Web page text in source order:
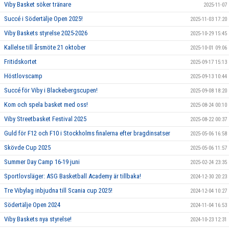
Viby Basket söker tränare 2025-11-07
Succé i Södertälje Open 2025! 2025-11-03 17:20
Viby Baskets styrelse 2025-2026 2025-10-29 15:45
Kallelse till årsmöte 21 oktober 2025-10-01 09:06
Fritidskortet 2025-09-17 15:13
Höstlovscamp 2025-09-13 10:44
Succé för Viby i Blackebergscupen! 2025-09-08 18:20
Kom och spela basket med oss! 2025-08-24 00:10
Viby Streetbasket Festival 2025 2025-08-22 00:37
Guld för F12 och F10 i Stockholms finalerna efter bragdinsatser 2025-05-06 16:58
Skövde Cup 2025 2025-05-06 11:57
Summer Day Camp 16-19 juni 2025-02-24 23:35
Sportlovsläger: ASG Basketball Academy är tillbaka! 2024-12-30 20:23
Tre Vibylag inbjudna till Scania cup 2025! 2024-12-04 10:27
Södertälje Open 2024 2024-11-04 16:53
Viby Baskets nya styrelse! 2024-10-23 12:31